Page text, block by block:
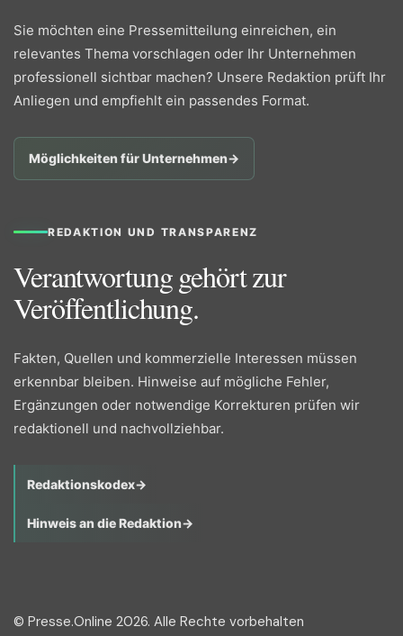
Sie möchten eine Pressemitteilung einreichen, ein
relevantes Thema vorschlagen oder Ihr Unternehmen
professionell sichtbar machen? Unsere Redaktion prüft Ihr
Anliegen und empfiehlt ein passendes Format.
Möglichkeiten für Unternehmen→
REDAKTION UND TRANSPARENZ
Verantwortung gehört zur
Veröffentlichung.
Fakten, Quellen und kommerzielle Interessen müssen
erkennbar bleiben. Hinweise auf mögliche Fehler,
Ergänzungen oder notwendige Korrekturen prüfen wir
redaktionell und nachvollziehbar.
Redaktionskodex→
Hinweis an die Redaktion→
© Presse.Online 2026. Alle Rechte vorbehalten